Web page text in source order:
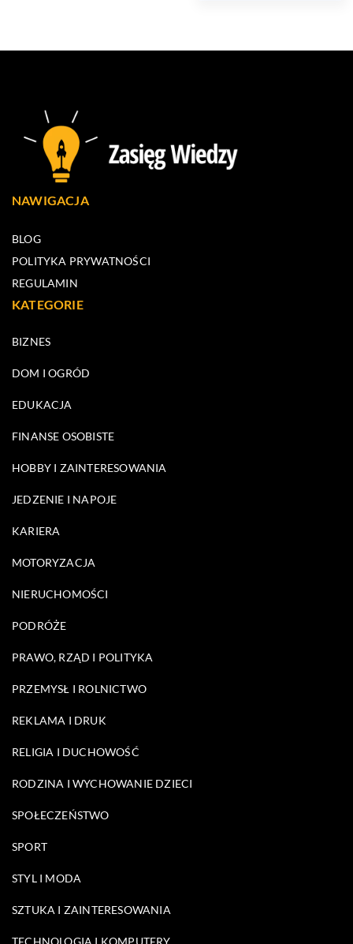
NAWIGACJA
BLOG
POLITYKA PRYWATNOŚCI
REGULAMIN
KATEGORIE
BIZNES
DOM I OGRÓD
EDUKACJA
FINANSE OSOBISTE
HOBBY I ZAINTERESOWANIA
JEDZENIE I NAPOJE
KARIERA
MOTORYZACJA
NIERUCHOMOŚCI
PODRÓŻE
PRAWO, RZĄD I POLITYKA
PRZEMYSŁ I ROLNICTWO
REKLAMA I DRUK
RELIGIA I DUCHOWOŚĆ
RODZINA I WYCHOWANIE DZIECI
SPOŁECZEŃSTWO
SPORT
STYL I MODA
SZTUKA I ZAINTERESOWANIA
TECHNOLOGIA I KOMPUTERY